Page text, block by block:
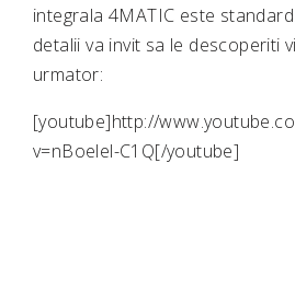
integrala 4MATIC este
detalii va invit sa le descoperiti
urmator:
[youtube]http://
v=nBoelel-C1Q[/youtube]